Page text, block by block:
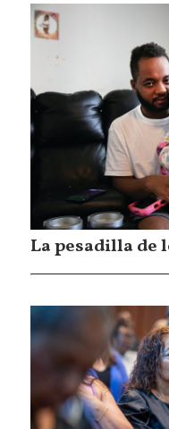
La pesadilla de